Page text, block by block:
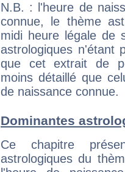
N.B. : l'heure de
connue, le thème
midi heure légale de
astrologiques n'étant
que cet extrait de
moins détaillé que
de naissance connue.
Dominantes
Ce chapitre
astrologiques du